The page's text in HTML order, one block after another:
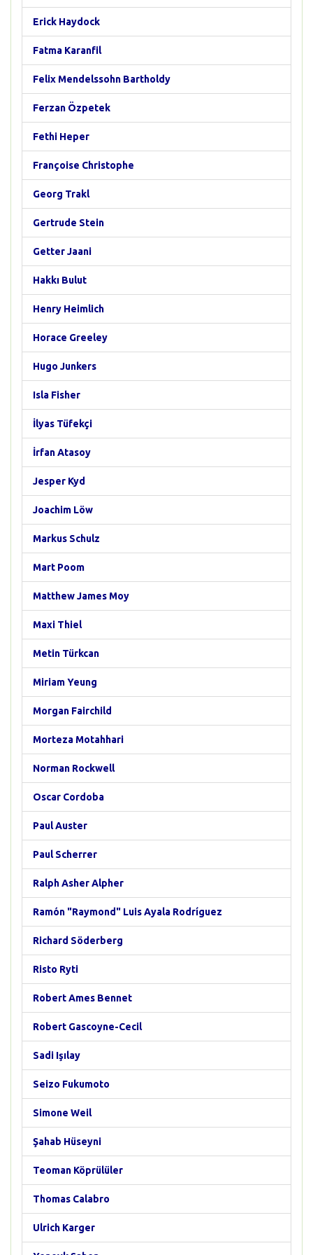
Erick Haydock
Fatma Karanfil
Felix Mendelssohn Bartholdy
Ferzan Özpetek
Fethi Heper
Françoise Christophe
Georg Trakl
Gertrude Stein
Getter Jaani
Hakkı Bulut
Henry Heimlich
Horace Greeley
Hugo Junkers
Isla Fisher
İlyas Tüfekçi
İrfan Atasoy
Jesper Kyd
Joachim Löw
Markus Schulz
Mart Poom
Matthew James Moy
Maxi Thiel
Metin Türkcan
Miriam Yeung
Morgan Fairchild
Morteza Motahhari
Norman Rockwell
Oscar Cordoba
Paul Auster
Paul Scherrer
Ralph Asher Alpher
Ramón "Raymond" Luis Ayala Rodríguez
Richard Söderberg
Risto Ryti
Robert Ames Bennet
Robert Gascoyne-Cecil
Sadi Işılay
Seizo Fukumoto
Simone Weil
Şahab Hüseyni
Teoman Köprülüler
Thomas Calabro
Ulrich Karger